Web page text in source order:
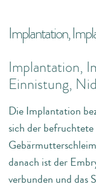
Implantation,
Implantation,
Einnistung,
Die Implantation
sich der
danach ist der
verbunden und das